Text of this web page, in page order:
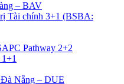
– BAV
Tài chính 3+1 (BSBA:
Pathway 2+2
Nẵng – DUE